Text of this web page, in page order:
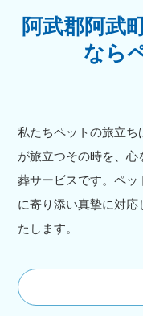
阿武郡阿武
なら
私たちペットの旅立
が旅立つその時を、心
葬サービスです。ペッ
に寄り添い真摯に対
たします。